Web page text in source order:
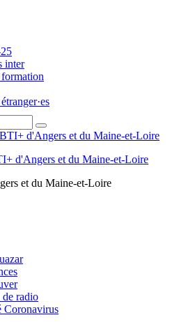
inter
d'Angers et du Maine-et-Loire
et du Maine-et-Loire
radio
Coronavirus